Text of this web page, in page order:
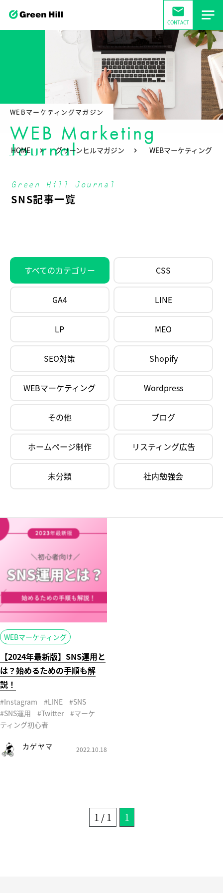
mail
CONTACT
WEBマーケティングマガジン
WEB Marketing
Journal
HOME グリーンヒルマガジン WEBマーケティング
Green Hill Journal
SNS記事一覧
すべてのカテゴリー CSS
GA4 LINE
LP MEO
SEO対策 Shopify
WEBマーケティング Wordpress
その他 ブログ
ホームページ制作 リスティング広告
未分類 社内勉強会
WEBマーケティング
【2024年最新版】SNS運用と
は？始めるための手順も解
説！
#Instagram #LINE
#SNS
#SNS運用
#Twitter #マーケ
ティング初心者
カゲヤマ 2022.10.18
1 / 1 1